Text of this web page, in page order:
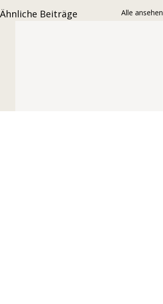
Ähnliche Beiträge Alle ansehen